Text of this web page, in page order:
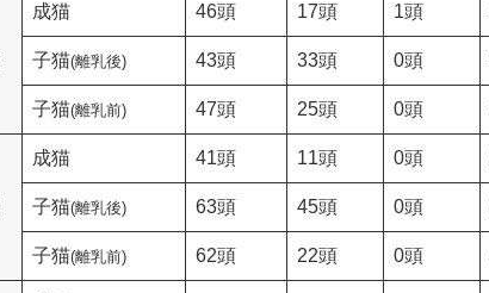
成猫 46頭 17頭 1頭
子猫(離乳後) 43頭 33頭 0頭
子猫(離乳前) 47頭 25頭 0頭
成猫 41頭 11頭 0頭
子猫(離乳後) 63頭 45頭 0頭
子猫(離乳前) 62頭 22頭 0頭